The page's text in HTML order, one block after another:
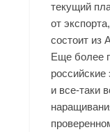
текущий
от
состоит из
Еще более
российские
и все-таки